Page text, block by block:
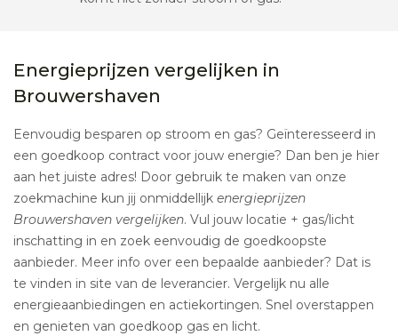
Energieprijzen vergelijken in
Brouwershaven
Eenvoudig besparen op stroom en gas? Geïnteresseerd in
een goedkoop contract voor jouw energie? Dan ben je hier
aan het juiste adres! Door gebruik te maken van onze
zoekmachine kun jij onmiddellijk energieprijzen
Brouwershaven vergelijken. Vul jouw locatie + gas/licht
inschatting in en zoek eenvoudig de goedkoopste
aanbieder. Meer info over een bepaalde aanbieder? Dat is
te vinden in site van de leverancier. Vergelijk nu alle
energieaanbiedingen en actiekortingen. Snel overstappen
en genieten van goedkoop gas en licht.